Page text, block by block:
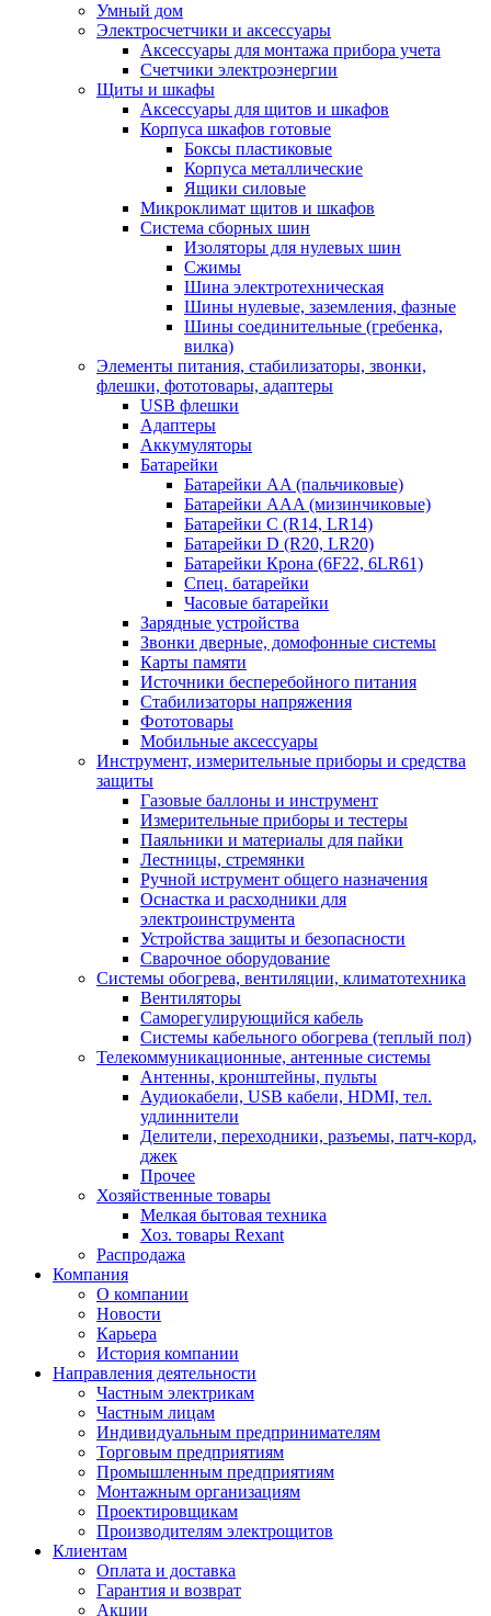
Умный дом
Электросчетчики и аксессуары
Аксессуары для монтажа прибора учета
Счетчики электроэнергии
Щиты и шкафы
Аксессуары для щитов и шкафов
Корпуса шкафов готовые
Боксы пластиковые
Корпуса металлические
Ящики силовые
Микроклимат щитов и шкафов
Система сборных шин
Изоляторы для нулевых шин
Сжимы
Шина электротехническая
Шины нулевые, заземления, фазные
Шины соединительные (гребенка,
вилка)
Элементы питания, стабилизаторы, звонки,
флешки, фототовары, адаптеры
USB флешки
Адаптеры
Аккумуляторы
Батарейки
Батарейки AA (пальчиковые)
Батарейки AAA (мизинчиковые)
Батарейки C (R14, LR14)
Батарейки D (R20, LR20)
Батарейки Крона (6F22, 6LR61)
Спец. батарейки
Часовые батарейки
Зарядные устройства
Звонки дверные, домофонные системы
Карты памяти
Источники бесперебойного питания
Стабилизаторы напряжения
Фототовары
Мобильные аксессуары
Инструмент, измерительные приборы и средства
защиты
Газовые баллоны и инструмент
Измерительные приборы и тестеры
Паяльники и материалы для пайки
Лестницы, стремянки
Ручной иструмент общего назначения
Оснастка и расходники для
электроинструмента
Устройства защиты и безопасности
Сварочное оборудование
Системы обогрева, вентиляции, климатотехника
Вентиляторы
Саморегулирующийся кабель
Системы кабельного обогрева (теплый пол)
Телекоммуникационные, антенные системы
Антенны, кронштейны, пульты
Аудиокабели, USB кабели, HDMI, тел.
удлиннители
Делители, переходники, разъемы, патч-корд,
джек
Прочее
Хозяйственные товары
Мелкая бытовая техника
Хоз. товары Rexant
Распродажа
Компания
О компании
Новости
Карьера
История компании
Направления деятельности
Частным электрикам
Частным лицам
Индивидуальным предпринимателям
Торговым предприятиям
Промышленным предприятиям
Монтажным организациям
Проектировщикам
Производителям электрощитов
Клиентам
Оплата и доставка
Гарантия и возврат
Акции